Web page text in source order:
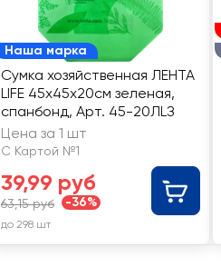
Наша марка
Сумка хозяйственная ЛЕНТА
LIFE 45x45x20см зеленая,
спанбонд, Арт. 45-20ЛLЗ
Цена за 1 шт
С Картой №1
39,99 руб
63,15 руб -36%
до 298 шт